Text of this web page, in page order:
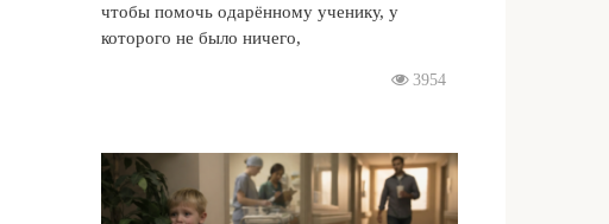
чтобы помочь одарённому ученику, у
которого не было ничего,
3954